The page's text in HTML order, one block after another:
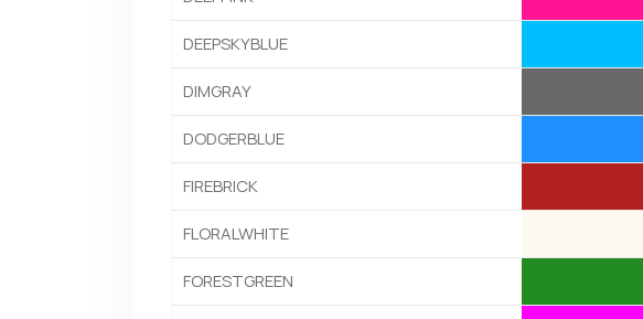
DEEPSKYBLUE
DIMGRAY
DODGERBLUE
FIREBRICK
FLORALWHITE
FORESTGREEN